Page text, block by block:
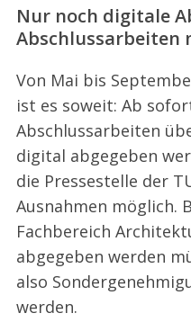
Nur noch digitale
Abschlussarbeiten
Von Mai bis
ist es soweit: Ab
Abschlussarbeiten
digital abgegeben
die Pressestelle der
Ausnahmen möglich.
Fachbereich
abgegeben werden
also
werden.